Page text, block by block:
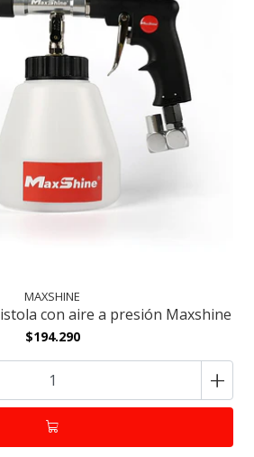
MAXSHINE
con aire a presión Maxshine
$194.290
+